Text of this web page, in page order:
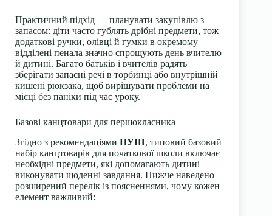
Практичний підхід — планувати закупівлю з
запасом: діти часто гублять дрібні предмети, тож
додаткові ручки, олівці й гумки в окремому
відділені пенала значно спрощують день вчителю
й дитині. Багато батьків і вчителів радять
зберігати запасні речі в торбинці або внутрішній
кишені рюкзака, щоб вирішувати проблеми на
місці без паніки під час уроку.
Базові канцтовари для першокласника
Згідно з рекомендаціями НУШ, типовий базовий
набір канцтоварів для початкової школи включає
необхідні предмети, які допомагають дитині
виконувати щоденні завдання. Нижче наведено
розширений перелік із поясненнями, чому кожен
елемент важливий: